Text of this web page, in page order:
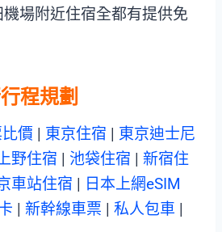
場附近住宿全都有提供免
程規劃
價 | 東京住宿 | 東京迪士尼
野住宿 | 池袋住宿 | 新宿住
車站住宿 | 日本上網eSIM
| 新幹線車票 | 私人包車 |